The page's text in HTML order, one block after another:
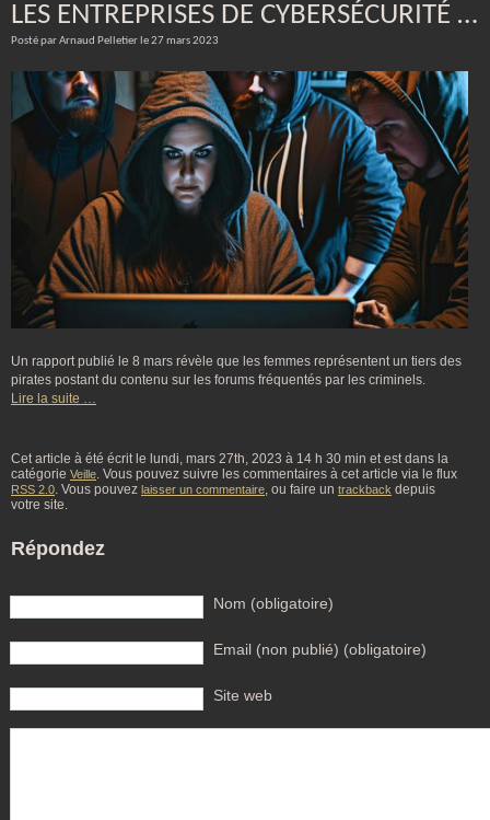
LES ENTREPRISES DE CYBERSÉCURITÉ …
Posté par Arnaud Pelletier le 27 mars 2023
Un rapport publié le 8 mars révèle que les femmes représentent un tiers des
pirates postant du contenu sur les forums fréquentés par les criminels.
Lire la suite …
Cet article à été écrit le lundi, mars 27th, 2023 à 14 h 30 min et est dans la
catégorie Veille. Vous pouvez suivre les commentaires à cet article via le flux
RSS 2.0. Vous pouvez laisser un commentaire, ou faire un trackback depuis
votre site.
Répondez
Nom (obligatoire)
Email (non publié) (obligatoire)
Site web